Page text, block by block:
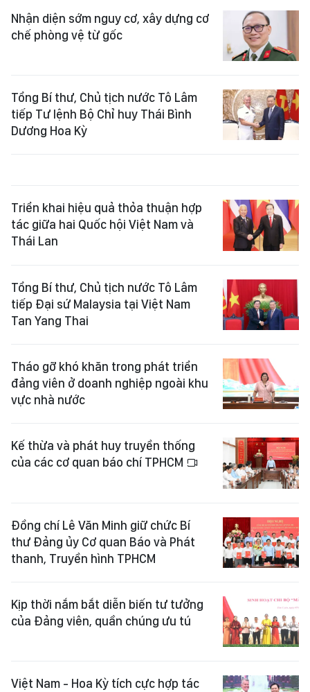
Nhận diện sớm nguy cơ, xây dựng cơ
chế phòng vệ từ gốc
Tổng Bí thư, Chủ tịch nước Tô Lâm
tiếp Tư lệnh Bộ Chỉ huy Thái Bình
Dương Hoa Kỳ
Triển khai hiệu quả thỏa thuận hợp
tác giữa hai Quốc hội Việt Nam và
Thái Lan
Tổng Bí thư, Chủ tịch nước Tô Lâm
tiếp Đại sứ Malaysia tại Việt Nam
Tan Yang Thai
Tháo gỡ khó khăn trong phát triển
đảng viên ở doanh nghiệp ngoài khu
vực nhà nước
Kế thừa và phát huy truyền thống
của các cơ quan báo chí TPHCM
Đồng chí Lê Văn Minh giữ chức Bí
thư Đảng ủy Cơ quan Báo và Phát
thanh, Truyền hình TPHCM
Kịp thời nắm bắt diễn biến tư tưởng
của Đảng viên, quần chúng ưu tú
Việt Nam - Hoa Kỳ tích cực hợp tác